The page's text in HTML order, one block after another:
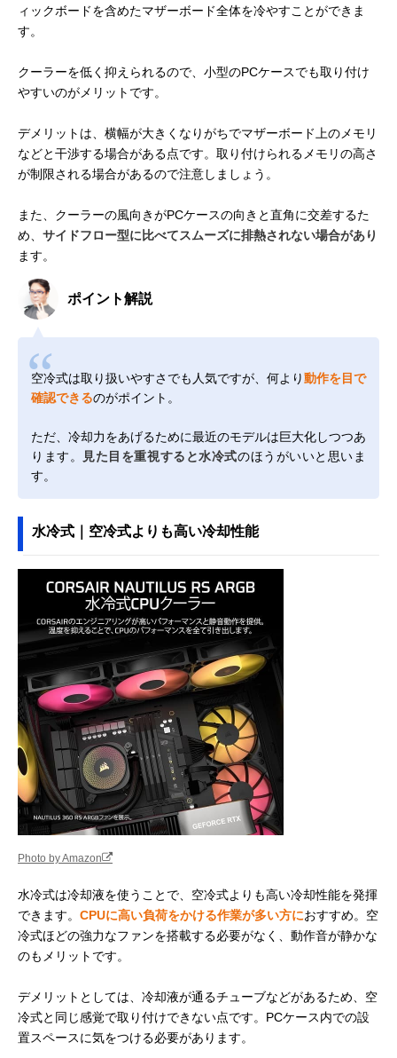
ィックボードを含めたマザーボード全体を冷やすことができま
す。
クーラーを低く抑えられるので、小型のPCケースでも取り付け
やすいのがメリットです。
デメリットは、横幅が大きくなりがちでマザーボード上のメモリ
などと干渉する場合がある点です。取り付けられるメモリの高さ
が制限される場合があるので注意しましょう。
また、クーラーの風向きがPCケースの向きと直角に交差するた
め、 サイドフロー型に比べてスムーズに排熱されない場合があり
ます。
ポイント解説
空冷式は取り扱いやすさでも人気ですが、何より動作を目で
確認できるのがポイント。
ただ、冷却力をあげるために最近のモデルは巨大化しつつあ
ります。
見た目を重視すると水冷式のほうがいいと思いま
す。
水冷式｜空冷式よりも高い冷却性能
Photo by Amazon
水冷式は冷却液を使うことで、空冷式よりも高い冷却性能を発揮
できます。 CPUに高い負荷をかける作業が多い方におすすめ。空
冷式ほどの強力なファンを搭載する必要がなく、動作音が静かな
のもメリットです。
デメリットとしては、冷却液が通るチューブなどがあるため、空
冷式と同じ感覚で取り付けできない点です。PCケース内での設
置スペースに気をつける必要があります。